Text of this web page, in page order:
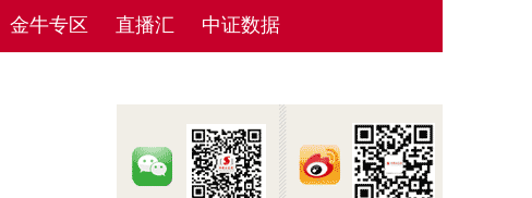
金牛专区 直播汇 中证数据